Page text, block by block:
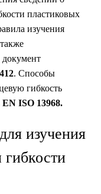
пластиковых
изучения
документ
. Способы
гибкость
ISO 13968.
изучения
гибкости